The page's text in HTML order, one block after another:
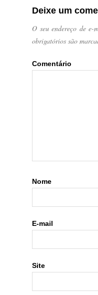
Deixe um
O seu endereço de
obrigatórios são
E-
Site